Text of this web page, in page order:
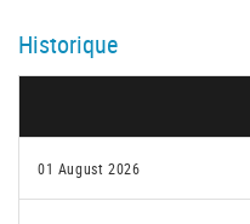
Historique
01 August 2026